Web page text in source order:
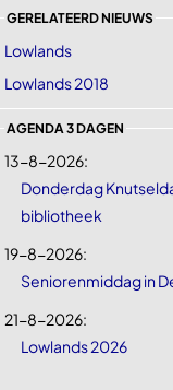
GERELATEERD NIEUWS
Lowlands
Lowlands 2018
AGENDA 3 DAGEN
13-8-2026:
Donderdag
bibliotheek
19-8-2026:
Seniorenmiddag in
21-8-2026:
Lowlands 2026